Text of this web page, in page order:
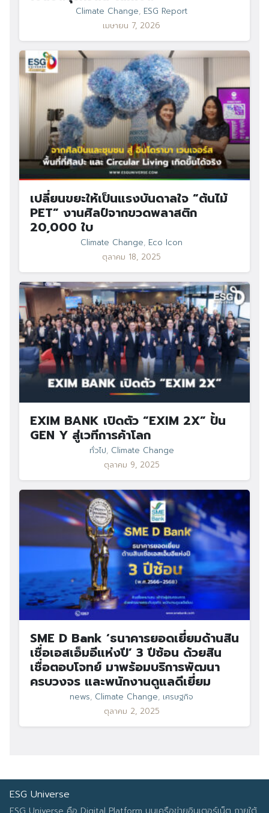
Climate Change, ESG Report
เมษายน 7, 2026
เปลี่ยนขยะให้เป็นแรงบันดาลใจ “ต้นไม้
PET” งานศิลป์จากขวดพลาสติก
20,000 ใบ
Climate Change, Eco Icon
ตุลาคม 18, 2025
EXIM BANK เปิดตัว “EXIM 2X” ปั้น
GEN Y สู่เวทีการค้าโลก
ทั่วไป, Climate Change
ตุลาคม 9, 2025
SME D Bank ‘ธนาคารยอดเยี่ยมด้านสิน
เชื่อเอสเอ็มอีแห่งปี’ 3 ปีซ้อน ด้วยสิน
เชื่อตอบโจทย์ มาพร้อมบริการพัฒนา
ครบวงจร และพนักงานดูแลดีเยี่ยม
news, Climate Change, เศรษฐกิจ
ตุลาคม 2, 2025
ESG Universe